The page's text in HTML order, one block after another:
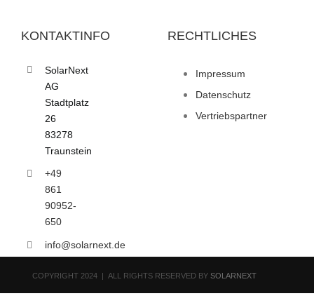
KONTAKTINFO
SolarNext
AG
Stadtplatz
26
83278
Traunstein
+49
861
90952-
650
info@solarnext.de
RECHTLICHES
Impressum
Datenschutz
Vertriebspartner
COPYRIGHT 2024 | ALL RIGHTS RESERVED BY SOLARNEXT